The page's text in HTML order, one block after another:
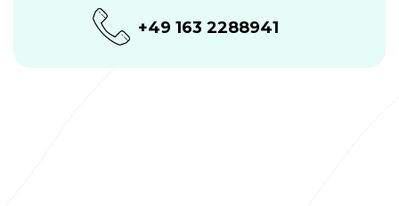
+49 163 2288941